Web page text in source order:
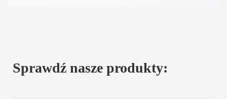
Sprawdź nasze produkty: